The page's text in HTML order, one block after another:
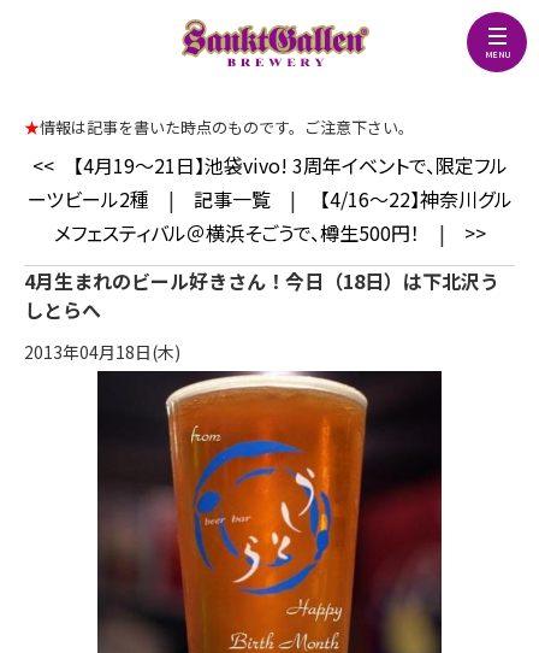
★情報は記事を書いた時点のものです。ご注意下さい。
<<
【4月19～21日】池袋vivo! 3周年イベントで、限定フル
ーツビール2種 | 記事一覧|
【4/16～22】神奈川グル
メフェスティバル＠横浜そごうで、樽生500円！
| >>
4月生まれのビール好きさん！今日（18日）は下北沢う
しとらへ
2013年04月18日(木)